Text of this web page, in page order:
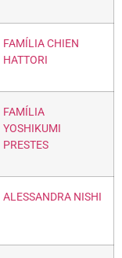
FAMÍLIA CHIEN
HATTORI
FAMÍLIA
YOSHIKUMI
PRESTES
ALESSANDRA NISHI